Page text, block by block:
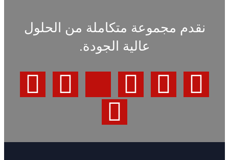
نقدم مجموعة متكاملة من الحلول
عالية الجودة.